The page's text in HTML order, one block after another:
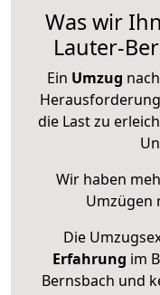
Was wir
Lauter-
Ein Umzug
die Last zu
Wir haben
Umzügen
Die
Erfahrung im
Bernsbach und